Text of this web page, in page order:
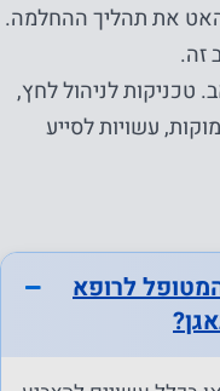
את תהליך ההחלמה.
זה.
טכניקות לניהול לחץ,
עשויות לסייע
לרופא
מנת
אם